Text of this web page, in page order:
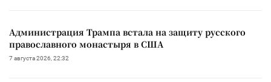
Администрация Трампа встала на защиту русского
православного монастыря в США
7 августа 2026, 22:32